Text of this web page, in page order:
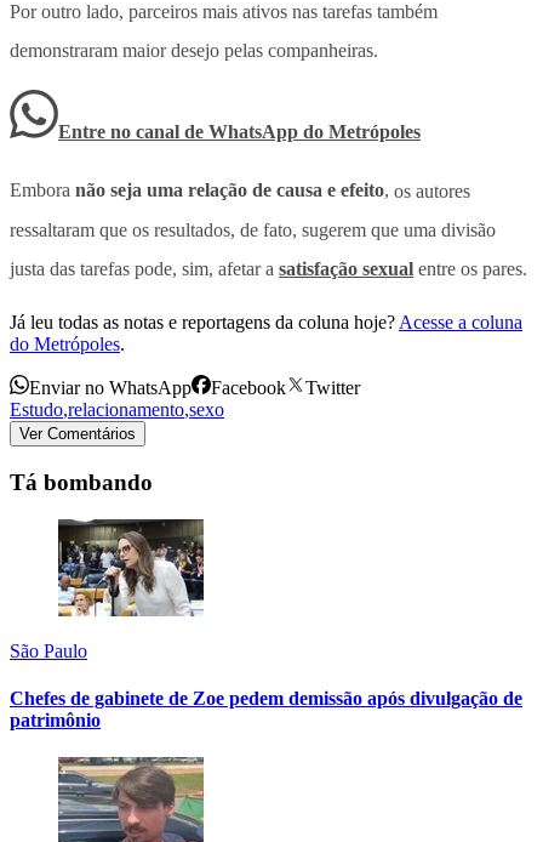
Por outro lado, parceiros mais ativos nas tarefas também
demonstraram maior desejo pelas companheiras.
Entre no canal de WhatsApp do Metrópoles
Embora não seja uma relação de causa e efeito, os autores
ressaltaram que os resultados, de fato, sugerem que uma divisão
justa das tarefas pode, sim, afetar a satisfação sexual entre os pares.
Já leu todas as notas e reportagens da coluna hoje? Acesse a coluna
do Metrópoles.
Enviar no WhatsApp Facebook
Twitter
Estudo,relacionamento,sexo
Ver Comentários
Tá bombando
São Paulo
Chefes de gabinete de Zoe pedem demissão após divulgação de
patrimônio